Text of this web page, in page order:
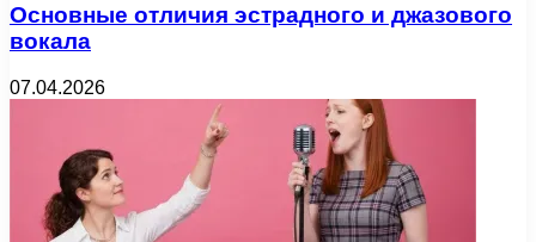
Основные отличия эстрадного и джазового
вокала
07.04.2026